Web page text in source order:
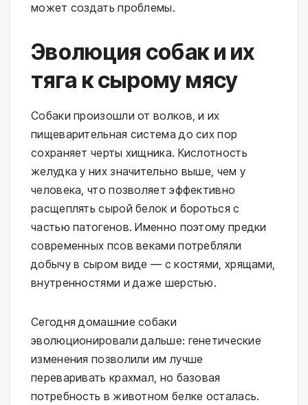
может создать проблемы.
Эволюция собак и их
тяга к сырому мясу
Собаки произошли от волков, и их
пищеварительная система до сих пор
сохраняет черты хищника. Кислотность
желудка у них значительно выше, чем у
человека, что позволяет эффективно
расщеплять сырой белок и бороться с
частью патогенов. Именно поэтому предки
современных псов веками потребляли
добычу в сыром виде — с костями, хрящами,
внутренностями и даже шерстью.
Сегодня домашние собаки
эволюционировали дальше: генетические
изменения позволили им лучше
переваривать крахмал, но базовая
потребность в животном белке осталась.